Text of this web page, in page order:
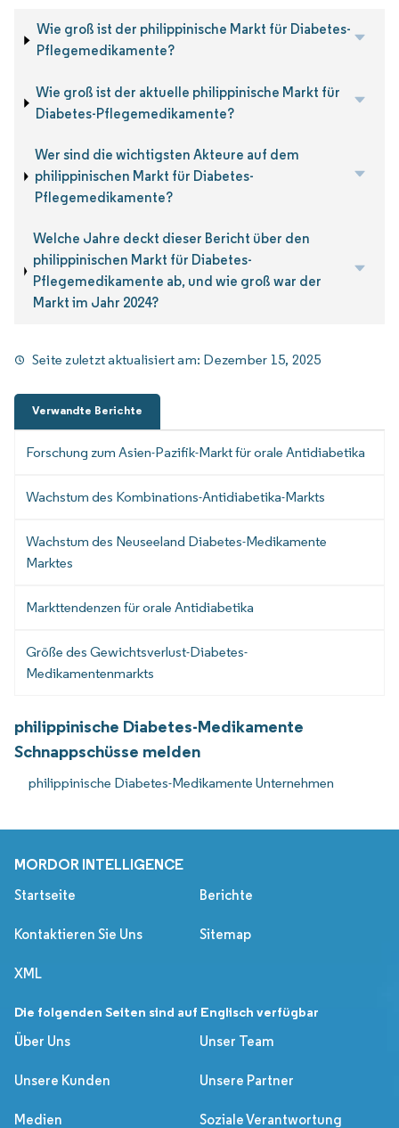
Wie groß ist der philippinische Markt für Diabetes-
Pflegemedikamente?
Wie groß ist der aktuelle philippinische Markt für
Diabetes-Pflegemedikamente?
Wer sind die wichtigsten Akteure auf dem
philippinischen Markt für Diabetes-
Pflegemedikamente?
Welche Jahre deckt dieser Bericht über den
philippinischen Markt für Diabetes-
Pflegemedikamente ab, und wie groß war der
Markt im Jahr 2024?
Seite zuletzt aktualisiert am: Dezember 15, 2025
Verwandte Berichte
Forschung zum Asien-Pazifik-Markt für orale Antidiabetika
Wachstum des Kombinations-Antidiabetika-Markts
Wachstum des Neuseeland Diabetes-Medikamente
Marktes
Markttendenzen für orale Antidiabetika
Größe des Gewichtsverlust-Diabetes-
Medikamentenmarkts
philippinische Diabetes-Medikamente
Schnappschüsse melden
philippinische Diabetes-Medikamente Unternehmen
MORDOR INTELLIGENCE
Startseite Berichte
Kontaktieren Sie Uns Sitemap
XML
Die folgenden Seiten sind auf Englisch verfügbar
Über Uns
Unser Team
Unsere Kunden Unsere Partner
Medien Soziale Verantwortung